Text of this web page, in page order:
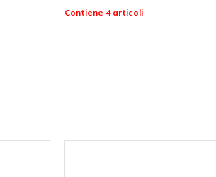
Contiene 4 articoli